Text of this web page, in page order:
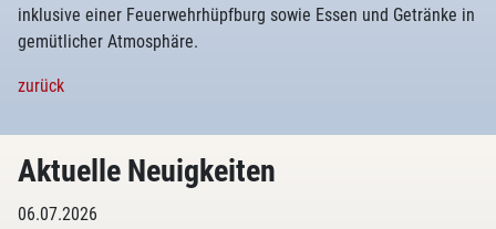
inklusive einer Feuerwehrhüpfburg sowie Essen und Getränke in
gemütlicher Atmosphäre.
zurück
Aktuelle Neuigkeiten
06.07.2026